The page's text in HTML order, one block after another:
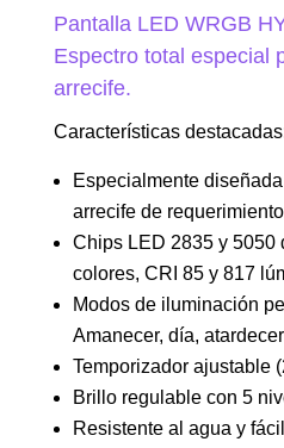
Pantalla LED WRGB
Espectro total especial
arrecife.
Características
Especialmente
arrecife de
Chips LED 2835 y 5050
colores, CRI 85 y 817
Modos de iluminación
Amanecer, día,
Temporizador ajustable
Brillo regulable con 5
Resistente al agua y